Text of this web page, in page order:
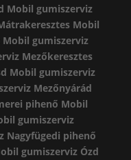
Mobil gumiszerviz
Mobil
Mobil gumiszerviz
Mezőkeresztes
Mobil gumiszerviz
Mezőnyárád
pihenő Mobil
gumiszerviz
Nagyfügedi pihenő
gumiszerviz Ózd